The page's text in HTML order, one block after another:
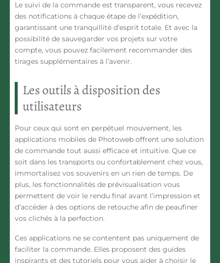
Le suivi de la commande est transparent, vous recevez
des notifications à chaque étape de l’expédition,
garantissant une tranquillité d’esprit totale. Et avec la
possibilité de sauvegarder vos projets sur votre
compte, vous pouvez facilement recommander des
tirages supplémentaires à l’avenir.
Les outils à disposition des
utilisateurs
Pour ceux qui sont en perpétuel mouvement, les
applications mobiles de Photoweb offrent une solution
de commande tout aussi efficace et intuitive. Que ce
soit dans les transports ou confortablement chez vous,
immortalisez vos souvenirs en un rien de temps. De
plus, les fonctionnalités de prévisualisation vous
permettent de voir le rendu final avant l’impression et
d’accéder à des options de retouche afin de peaufiner
vos clichés à la perfection.
Ces applications ne se contentent pas uniquement de
faciliter la commande. Elles proposent des guides
inspirants et des tutoriels pour vous aider à choisir le